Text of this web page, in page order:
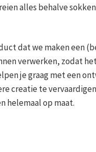
alles behalve
dat we maken een
verwerken, zodat
je graag met een
creatie te
helemaal op maat.